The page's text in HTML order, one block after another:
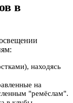
в
находясь
на
"ремёслам".